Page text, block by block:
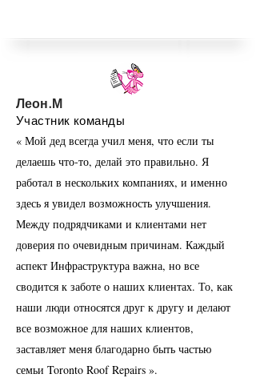
Леон.М
Участник команды
« Мой дед всегда учил меня, что если ты
делаешь что-то, делай это правильно. Я
работал в нескольких компаниях, и именно
здесь я увидел возможность улучшения.
Между подрядчиками и клиентами нет
доверия по очевидным причинам. Каждый
аспект Инфраструктура важна, но все
сводится к заботе о наших клиентах. То, как
наши люди относятся друг к другу и делают
все возможное для наших клиентов,
заставляет меня благодарно быть частью
семьи Toronto Roof Repairs ».